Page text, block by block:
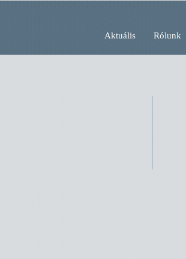
Aktuális Rólunk